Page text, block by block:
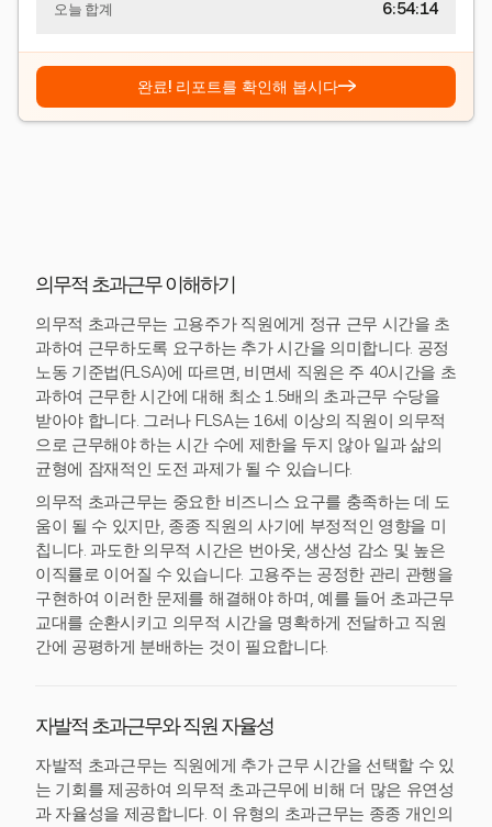
오늘 합계 6:54:15
완료! 리포트를 확인해 봅시다→
의무적 초과근무 이해하기
의무적 초과근무는 고용주가 직원에게 정규 근무 시간을 초
과하여 근무하도록 요구하는 추가 시간을 의미합니다. 공정
노동 기준법(FLSA)에 따르면, 비면세 직원은 주 40시간을 초
과하여 근무한 시간에 대해 최소 1.5배의 초과근무 수당을
받아야 합니다. 그러나 FLSA는 16세 이상의 직원이 의무적
으로 근무해야 하는 시간 수에 제한을 두지 않아 일과 삶의
균형에 잠재적인 도전 과제가 될 수 있습니다.
의무적 초과근무는 중요한 비즈니스 요구를 충족하는 데 도
움이 될 수 있지만, 종종 직원의 사기에 부정적인 영향을 미
칩니다. 과도한 의무적 시간은 번아웃, 생산성 감소 및 높은
이직률로 이어질 수 있습니다. 고용주는 공정한 관리 관행을
구현하여 이러한 문제를 해결해야 하며, 예를 들어 초과근무
교대를 순환시키고 의무적 시간을 명확하게 전달하고 직원
간에 공평하게 분배하는 것이 필요합니다.
자발적 초과근무와 직원 자율성
자발적 초과근무는 직원에게 추가 근무 시간을 선택할 수 있
는 기회를 제공하여 의무적 초과근무에 비해 더 많은 유연성
과 자율성을 제공합니다. 이 유형의 초과근무는 종종 개인의